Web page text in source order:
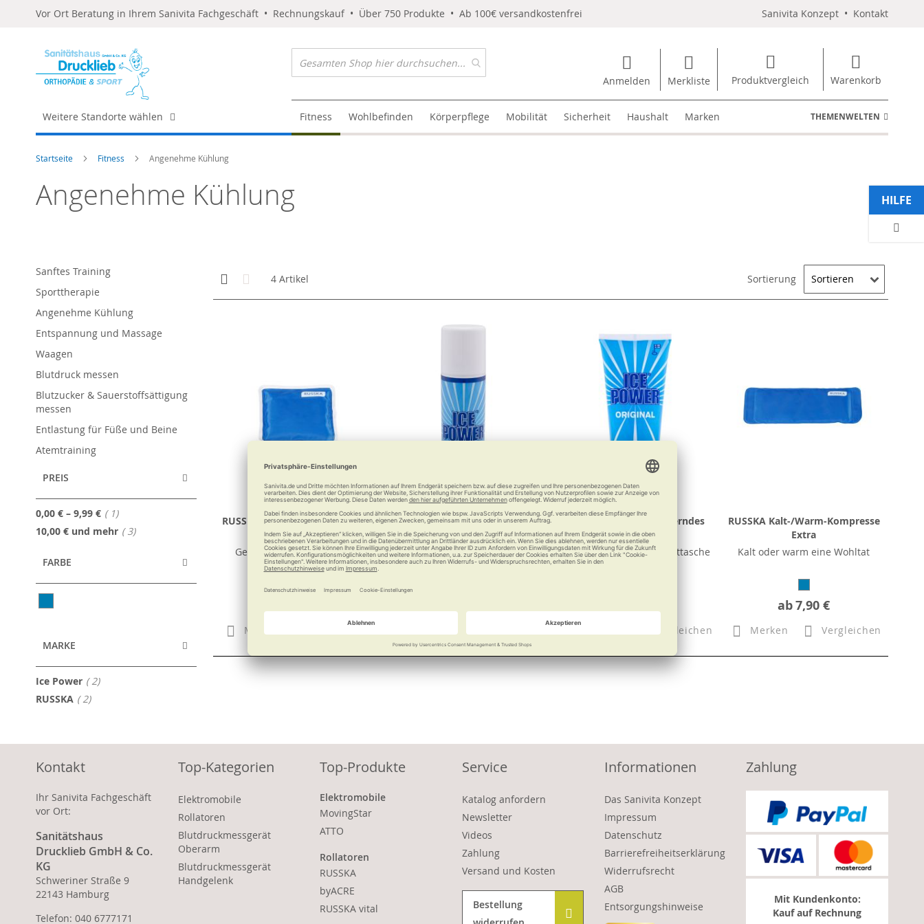
Vor Ort Beratung in Ihrem Sanivita Fachgeschäft • Rechnungskauf • Über 750 Produkte • Ab 100€ versandkostenfrei Sanivita Konzept • Kontakt
Anmelden Merkliste Produktvergleich Warenkorb
Weitere Standorte wählen Fitness Wohlbefinden Körperpflege Mobilität Sicherheit Haushalt Marken THEMENWELTEN
Startseite Fitness Angenehme Kühlung
Angenehme Kühlung
Anzeigen
als
Kachelansicht
4 Artikel Sortierung
RUSSKA Kalt-/Warm-Kompresse
mit Fixierbändern
Genesung immer zur Hand
Merken
Ice Power Kühlspray
Ice Power schmerzlinderndes
Kühlgel
Geheimtipp in jeder Sporttasche
Vergleichen
RUSSKA Kalt-/Warm-Kompresse
Extra
Kalt oder warm eine Wohltat
ab7,90 €
Merken Vergleichen
Sanftes Training
Sporttherapie
Angenehme Kühlung
Entspannung und Massage
Waagen
Blutdruck messen
Blutzucker & Sauerstoffsättigung
messen
Entlastung für Füße und Beine
Atemtraining
PREIS
0,00 € – 9,99 € 1Artikel
10,00 € und mehr 3Artikel
FARBE
MARKE
Ice Power 2Artikel
RUSSKA 2Artikel
HILFE
Kontakt
Ihr Sanivita Fachgeschäft
vor Ort:
Sanitätshaus
Drucklieb GmbH & Co.
KG
Schweriner Straße 9
22143 Hamburg
Telefon: 040 6777171
Top-Kategorien
Elektromobile
Rollatoren
Blutdruckmessgerät
Oberarm
Blutdruckmessgerät
Handgelenk
Top-Produkte
Elektromobile
MovingStar
ATTO
Rollatoren
RUSSKA
byACRE
RUSSKA vital
Service
Katalog anfordern
Newsletter
Videos
Zahlung
Versand und Kosten
Bestellung
Informationen
Das Sanivita Konzept
Impressum
Datenschutz
Barrierefreiheitserklärung
Widerrufsrecht
AGB
Entsorgungshinweise
Zahlung
Mit Kundenkonto:
Kauf auf Rechnung